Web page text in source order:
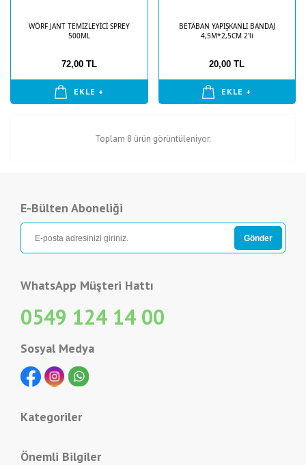
WÖRF JANT TEMİZLEYİCİ SPREY
500ML
72,00 TL
EKLE +
BETABAN YAPIŞKANLI BANDAJ
4,5M*2,5CM 2'li
20,00 TL
EKLE +
Toplam 8 ürün görüntüleniyor.
Kategoriler
Önemli Bilgiler
E-Bülten Aboneliği
WhatsApp Müşteri Hattı
0549 124 14 00
Sosyal Medya